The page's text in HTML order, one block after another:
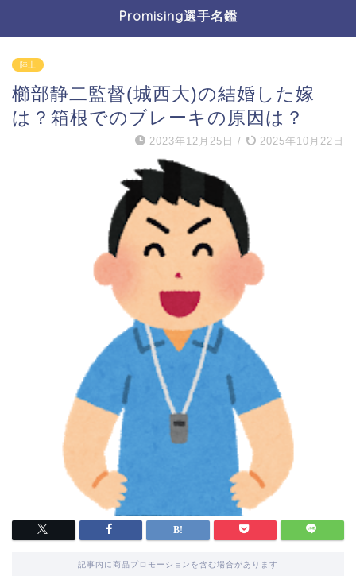
Promising選手名鑑
陸上
櫛部静二監督(城西大)の結婚した嫁
は？箱根でのブレーキの原因は？
2023年12月25日 / 2025年10月22日
記事内に商品プロモーションを含む場合があります